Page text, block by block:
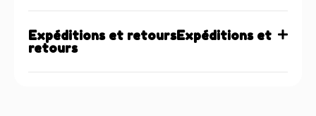
Expéditions et retoursExpéditions et
retours